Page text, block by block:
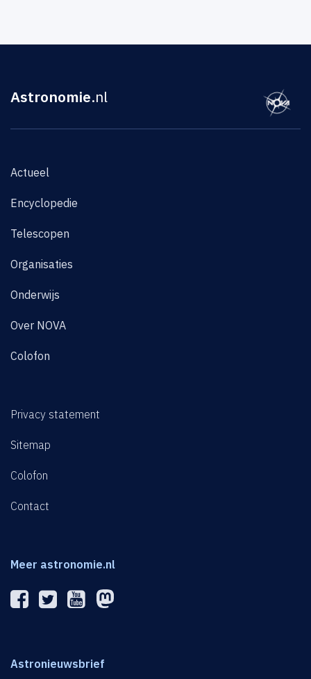
Astronomie.nl
Actueel
Encyclopedie
Telescopen
Organisaties
Onderwijs
Over NOVA
Colofon
Privacy statement
Sitemap
Colofon
Contact
Meer astronomie.nl
Astronieuwsbrief